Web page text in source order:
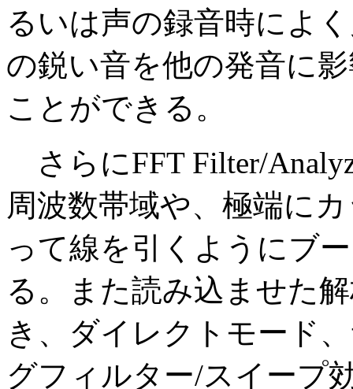
るいは声の録音時によ
の鋭い音を他の発音に
ことができる。
さらにFFT Filter/
周波数帯域や、極端に
って線を引くようにブ
る。また読み込ませた
き、ダイレクトモード
グフィルター/スイープ